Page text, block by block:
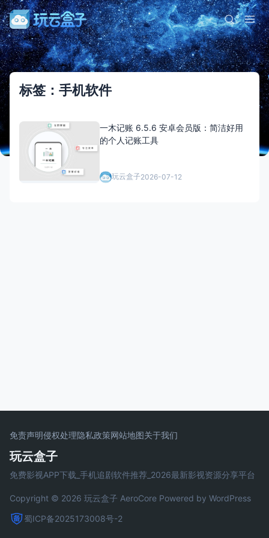
标签：手机软件
一木记账 6.5.6 安卓会员版：简洁好用
的个人记账工具
玩云盒子2026-07-12
免责声明侵权处理隐私政策网站地图关于我们
玩云盒子
免费影视APP下载_手机追剧软件推荐_2026最新影视资源分享平台
Copyright © 2026 玩云盒子 AeroCore Powered by WordPress
蜀ICP备2025173008号-2